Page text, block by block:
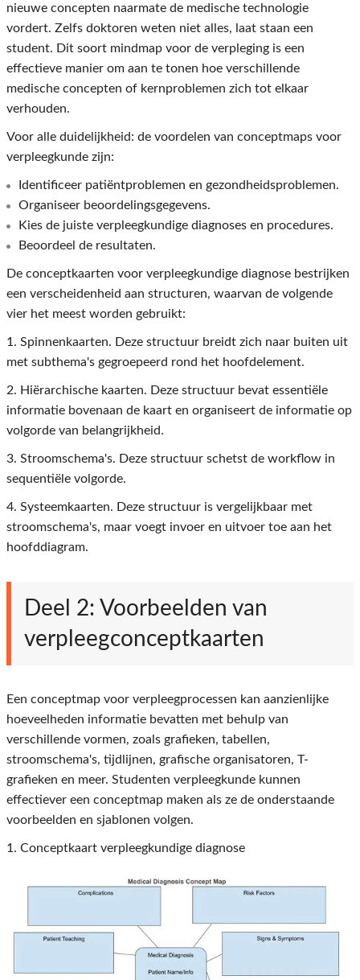
nieuwe concepten naarmate de medische technologie
vordert. Zelfs doktoren weten niet alles, laat staan ​​een
student. Dit soort mindmap voor de verpleging is een
effectieve manier om aan te tonen hoe verschillende
medische concepten of kernproblemen zich tot elkaar
verhouden.
Voor alle duidelijkheid: de voordelen van conceptmaps voor
verpleegkunde zijn:
Identificeer patiëntproblemen en gezondheidsproblemen.
Organiseer beoordelingsgegevens.
Kies de juiste verpleegkundige diagnoses en procedures.
Beoordeel de resultaten.
De conceptkaarten voor verpleegkundige diagnose bestrijken
een verscheidenheid aan structuren, waarvan de volgende
vier het meest worden gebruikt:
1. Spinnenkaarten. Deze structuur breidt zich naar buiten uit
met subthema's gegroepeerd rond het hoofdelement.
2. Hiërarchische kaarten. Deze structuur bevat essentiële
informatie bovenaan de kaart en organiseert de informatie op
volgorde van belangrijkheid.
3. Stroomschema's. Deze structuur schetst de workflow in
sequentiële volgorde.
4. Systeemkaarten. Deze structuur is vergelijkbaar met
stroomschema's, maar voegt invoer en uitvoer toe aan het
hoofddiagram.
Deel 2: Voorbeelden van
verpleegconceptkaarten
Een conceptmap voor verpleegprocessen kan aanzienlijke
hoeveelheden informatie bevatten met behulp van
verschillende vormen, zoals grafieken, tabellen,
stroomschema's, tijdlijnen, grafische organisatoren, T-
grafieken en meer. Studenten verpleegkunde kunnen
effectiever een conceptmap maken als ze de onderstaande
voorbeelden en sjablonen volgen.
1. Conceptkaart verpleegkundige diagnose